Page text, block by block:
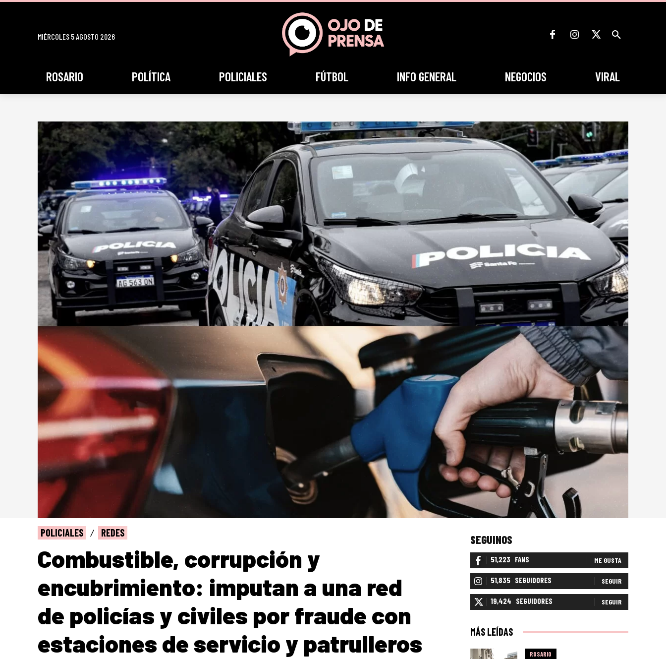
MIÉRCOLES 5 AGOSTO 2026
ROSARIO POLÍTICA POLICIALES FÚTBOL INFO GENERAL NEGOCIOS VIRAL
POLICIALES REDES
Combustible, corrupción y
encubrimiento: imputan a una red
de policías y civiles por fraude con
estaciones de servicio y patrulleros
SEGUINOS
51,223 FANS ME GUSTA
51,835 SEGUIDORES SEGUIR
19,424 SEGUIDORES SEGUIR
MÁS LEÍDAS
ROSARIO